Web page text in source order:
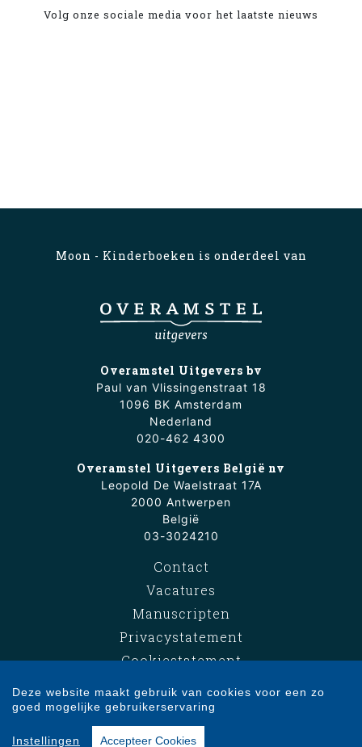
Volg onze sociale media voor het laatste nieuws
Moon - Kinderboeken is onderdeel van
Overamstel Uitgevers bv
Paul van Vlissingenstraat 18
1096 BK Amsterdam
Nederland
020-462 4300
Overamstel Uitgevers België nv
Leopold De Waelstraat 17A
2000 Antwerpen
België
03-3024210
Contact
Vacatures
Manuscripten
Privacystatement
Cookiestatement
Cookie-instellingen
Copyright © 2007-2026 Overamstel Uitgevers - Alle rechten voorbehouden -
Deze website maakt gebruik van cookies voor een zo
goed mogelijke gebruikerservaring
Instellingen Accepteer Cookies